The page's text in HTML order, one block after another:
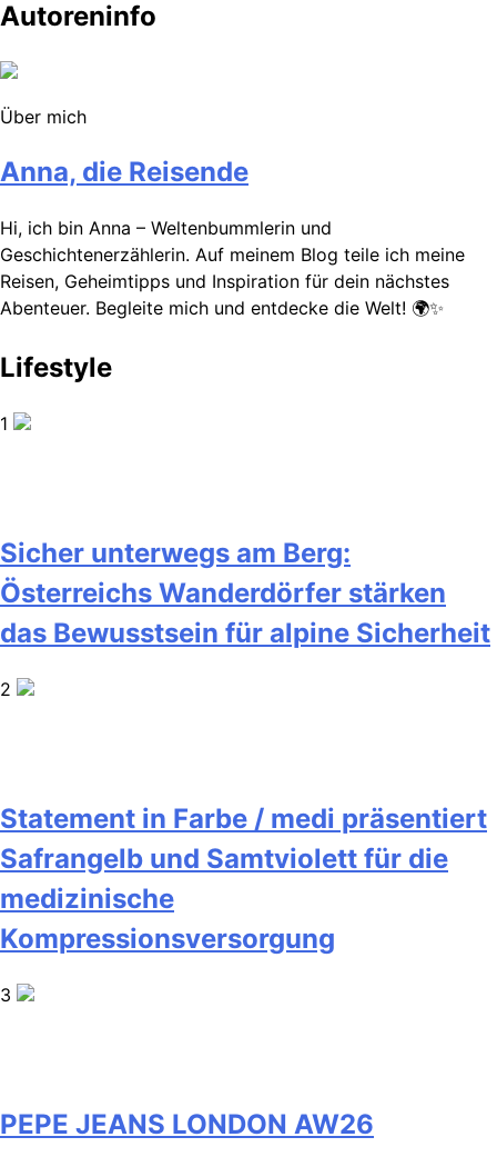
Autoreninfo
Über mich
Anna, die Reisende
Hi, ich bin Anna – Weltenbummlerin und
Geschichtenerzählerin. Auf meinem Blog teile ich meine
Reisen, Geheimtipps und Inspiration für dein nächstes
Abenteuer. Begleite mich und entdecke die Welt! 🌍✨
Lifestyle
1
Sicher unterwegs am Berg:
Österreichs Wanderdörfer stärken
das Bewusstsein für alpine Sicherheit
2
Statement in Farbe / medi präsentiert
Safrangelb und Samtviolett für die
medizinische
Kompressionsversorgung
3
PEPE JEANS LONDON AW26